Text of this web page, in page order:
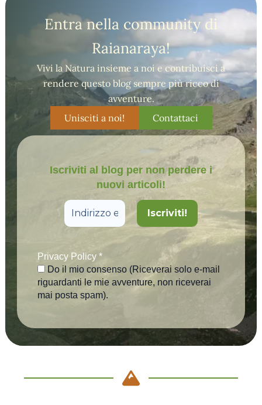
Entra nella community di
Raianaraya!
Vivi la Natura insieme a noi e contribuisci a
rendere questo blog sempre più ricco di
avventure.
Unisciti a noi!
Contattaci
Iscriviti al blog per non perdere i
nuovi articoli!
Privacy Policy *
Do il mio consenso (Riceverai solo e-mail
riguardanti le mie avventure, non riceverai
mai posta spam).